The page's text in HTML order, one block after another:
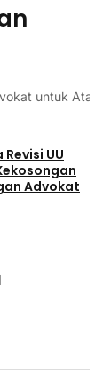
untuk
UU
Advokat